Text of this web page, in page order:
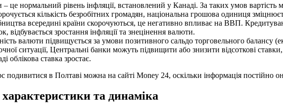
це нормальний рівень інфляції, встановлений у Канаді. За таких умов вартість
кількість безробітних громадян, національна грошова одиниця
всередині країни скорочуються, це негативно впливає на ВВП.
відбувається зростання інфляції та знецінення валюти.
валюти підвищується за умови позитивного сальдо торговельного балансу
ситуації, Центральні банки можуть підвищити або знизити відсоткові
облікова ставка зростає.
подивитися в Полтаві можна на сайті Money 24, оскільки інформація постійно
та динаміка